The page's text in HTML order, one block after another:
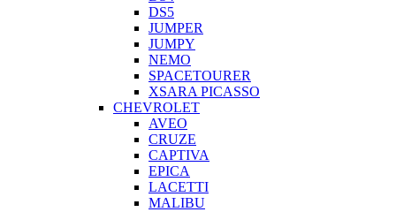
DS5
JUMPER
JUMPY
NEMO
SPACETOURER
XSARA PICASSO
CHEVROLET
AVEO
CRUZE
CAPTIVA
EPICA
LACETTI
MALIBU